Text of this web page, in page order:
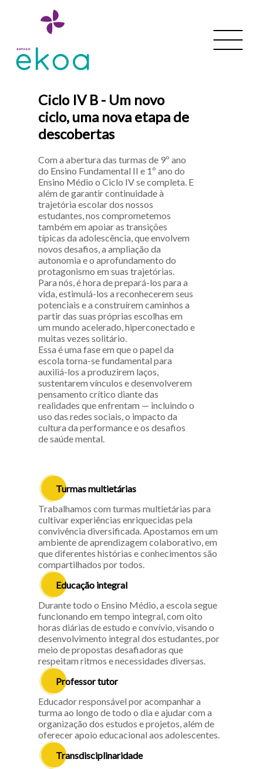
Ciclo IV B - Um novo
ciclo, uma nova etapa de
descobertas
Com a abertura das turmas de 9º ano
do Ensino Fundamental II e 1º ano do
Ensino Médio o Ciclo IV se completa. E
além de garantir continuidade à
trajetória escolar dos nossos
estudantes, nos comprometemos
também em apoiar as transições
típicas da adolescência, que envolvem
novos desafios, a ampliação da
autonomia e o aprofundamento do
protagonismo em suas trajetórias.
Para nós, é hora de prepará-los para a
vida, estimulá-los a reconhecerem seus
potenciais e a construírem caminhos a
partir das suas próprias escolhas em
um mundo acelerado, hiperconectado e
muitas vezes solitário.
Essa é uma fase em que o papel da
escola torna-se fundamental para
auxiliá-los a produzirem laços,
sustentarem vínculos e desenvolverem
pensamento crítico diante das
realidades que enfrentam — incluindo o
uso das redes sociais, o impacto da
cultura da performance e os desafios
de saúde mental.
Turmas multietárias
Trabalhamos com turmas multietárias para
cultivar experiências enriquecidas pela
convivência diversificada. Apostamos em um
ambiente de aprendizagem colaborativo, em
que diferentes histórias e conhecimentos são
compartilhados por todos.
Educação integral
Durante todo o Ensino Médio, a escola segue
funcionando em tempo integral, com oito
horas diárias de estudo e convívio, visando o
desenvolvimento integral dos estudantes, por
meio de propostas desafiadoras que
respeitam ritmos e necessidades diversas.
Professor tutor
Educador responsável por acompanhar a
turma ao longo de todo o dia e ajudar com a
organização dos estudos e projetos, além de
oferecer apoio educacional aos adolescentes.
Transdisciplinaridade